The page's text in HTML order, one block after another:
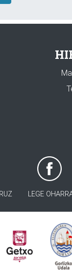
LEGE